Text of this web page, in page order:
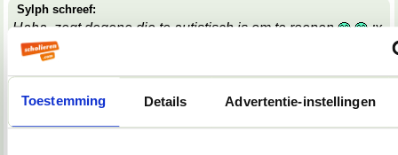
Toestemming Details Advertentie-instellingen
Sylph schreef:
Haha, zegt degene die te autistisch is om te roepen
;x
;x
Wat een belabberde failreactie.
08-10-2007, 09:17